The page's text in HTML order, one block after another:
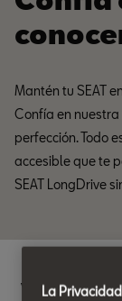
Mantén tu SEAT
Confía en nuestra
perfección. Todo
accesible que te
SEAT LongDrive
La